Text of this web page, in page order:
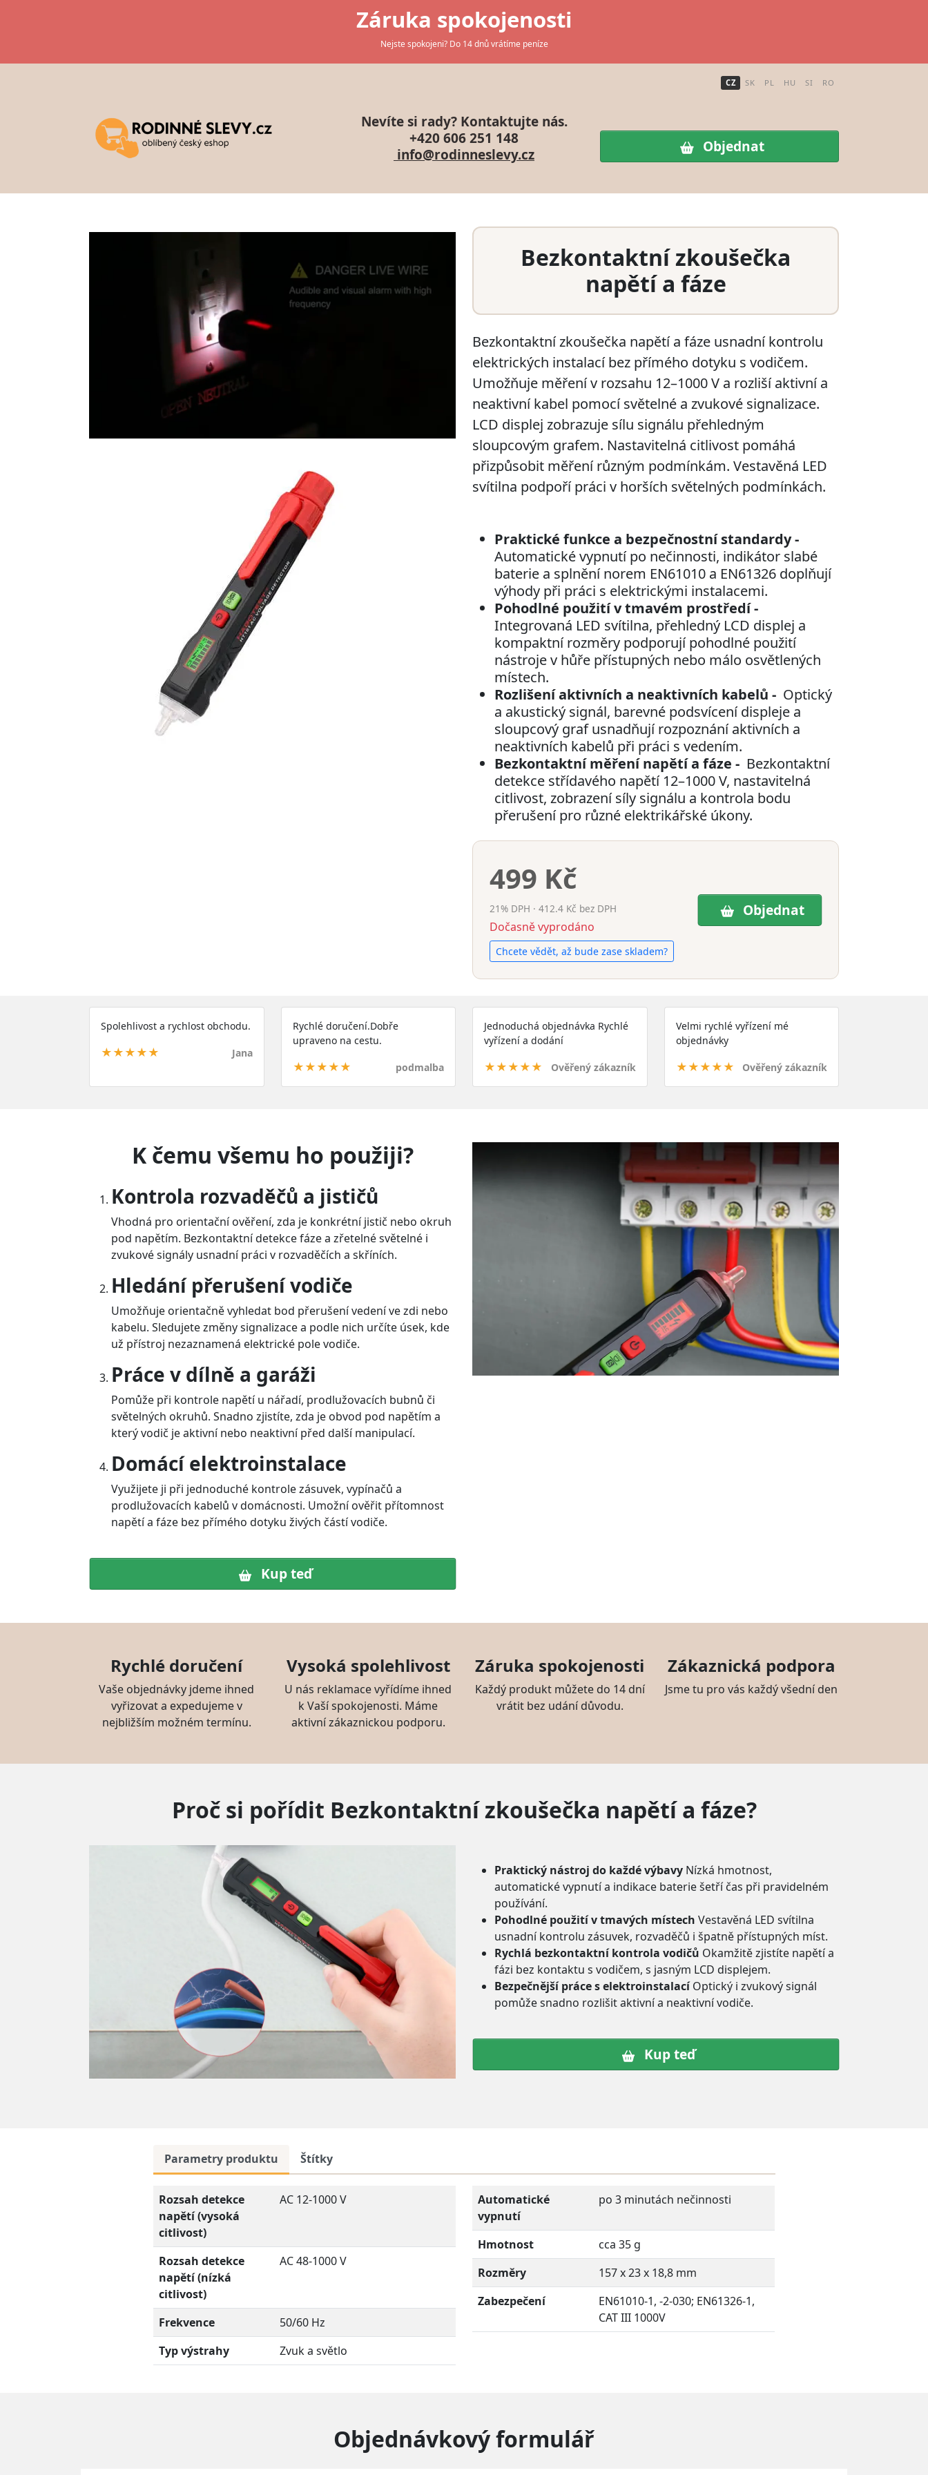
Záruka spokojenosti
Nejste spokojeni? Do 14 dnů vrátíme peníze
CZ SK PL HU SI RO
Nevíte si rady? Kontaktujte nás.
+420 606 251 148
info@rodinneslevy.cz
Objednat
Bezkontaktní zkoušečka
napětí a fáze
Bezkontaktní zkoušečka napětí a fáze usnadní kontrolu
elektrických instalací bez přímého dotyku s vodičem.
Umožňuje měření v rozsahu 12–1000 V a rozliší aktivní a
neaktivní kabel pomocí světelné a zvukové signalizace.
LCD displej zobrazuje sílu signálu přehledným
sloupcovým grafem. Nastavitelná citlivost pomáhá
přizpůsobit měření různým podmínkám. Vestavěná LED
svítilna podpoří práci v horších světelných podmínkách.
Praktické funkce a bezpečnostní standardy -
Automatické vypnutí po nečinnosti, indikátor slabé
baterie a splnění norem EN61010 a EN61326 doplňují
výhody při práci s elektrickými instalacemi.
Pohodlné použití v tmavém prostředí -
Integrovaná LED svítilna, přehledný LCD displej a
kompaktní rozměry podporují pohodlné použití
nástroje v hůře přístupných nebo málo osvětlených
místech.
Rozlišení aktivních a neaktivních kabelů - Optický
a akustický signál, barevné podsvícení displeje a
sloupcový graf usnadňují rozpoznání aktivních a
neaktivních kabelů při práci s vedením.
Bezkontaktní měření napětí a fáze - Bezkontaktní
detekce střídavého napětí 12–1000 V, nastavitelná
citlivost, zobrazení síly signálu a kontrola bodu
přerušení pro různé elektrikářské úkony.
499 Kč
21% DPH · 412.4 Kč bez DPH
Dočasně vyprodáno
Chcete vědět, až bude zase skladem?
Objednat
Spolehlivost a rychlost obchodu.
★★★★★ Jana
Rychlé doručení.Dobře
upraveno na cestu.
★★★★★ podmalba
Jednoduchá objednávka Rychlé
vyřízení a dodání
★★★★★ Ověřený zákazník
Velmi rychlé vyřízení mé
objednávky
★★★★★ Ověřený zákazník
K čemu všemu ho použiji?
Kontrola rozvaděčů a jističů
Vhodná pro orientační ověření, zda je konkrétní jistič nebo okruh
pod napětím. Bezkontaktní detekce fáze a zřetelné světelné i
zvukové signály usnadní práci v rozvaděčích a skříních.
Hledání přerušení vodiče
Umožňuje orientačně vyhledat bod přerušení vedení ve zdi nebo
kabelu. Sledujete změny signalizace a podle nich určíte úsek, kde
už přístroj nezaznamená elektrické pole vodiče.
Práce v dílně a garáži
Pomůže při kontrole napětí u nářadí, prodlužovacích bubnů či
světelných okruhů. Snadno zjistíte, zda je obvod pod napětím a
který vodič je aktivní nebo neaktivní před další manipulací.
Domácí elektroinstalace
Využijete ji při jednoduché kontrole zásuvek, vypínačů a
prodlužovacích kabelů v domácnosti. Umožní ověřit přítomnost
napětí a fáze bez přímého dotyku živých částí vodiče.
Kup teď
Rychlé doručení
Vaše objednávky jdeme ihned
vyřizovat a expedujeme v
nejbližším možném termínu.
Vysoká spolehlivost
U nás reklamace vyřídíme ihned
k Vaší spokojenosti. Máme
aktivní zákaznickou podporu.
Záruka spokojenosti
Každý produkt můžete do 14 dní
vrátit bez udání důvodu.
Zákaznická podpora
Jsme tu pro vás každý všední den
Proč si pořídit Bezkontaktní zkoušečka napětí a fáze?
Praktický nástroj do každé výbavy Nízká hmotnost,
automatické vypnutí a indikace baterie šetří čas při pravidelném
používání.
Pohodlné použití v tmavých místech Vestavěná LED svítilna
usnadní kontrolu zásuvek, rozvaděčů i špatně přístupných míst.
Rychlá bezkontaktní kontrola vodičů Okamžitě zjistíte napětí a
fázi bez kontaktu s vodičem, s jasným LCD displejem.
Bezpečnější práce s elektroinstalacíOptický i zvukový signál
pomůže snadno rozlišit aktivní a neaktivní vodiče.
Kup teď
Parametry produktu Štítky
Rozsah detekce
napětí (vysoká
citlivost)
AC 12-1000 V
Rozsah detekce
napětí (nízká
citlivost)
AC 48-1000 V
Frekvence
50/60 Hz
Typ výstrahy
Zvuk a světlo
Automatické
vypnutí
po 3 minutách nečinnosti
Hmotnost
cca 35 g
Rozměry
157 x 23 x 18,8 mm
Zabezpečení
EN61010-1, -2-030; EN61326-1,
CAT III 1000V
Objednávkový formulář